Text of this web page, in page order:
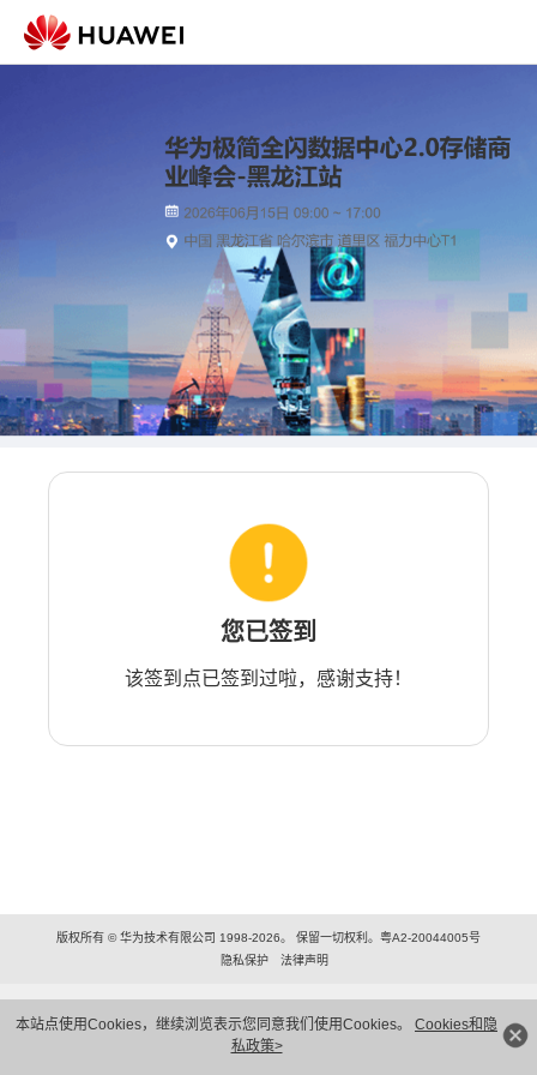
本站点使用Cookies，继续浏览表示您同意我们使用Cookies。 Cookies和隐
私政策>
您已签到
该签到点已签到过啦，感谢支持！
版权所有 © 华为技术有限公司 1998-2026。 保留一切权利。粤A2-20044005号
隐私保护
法律声明